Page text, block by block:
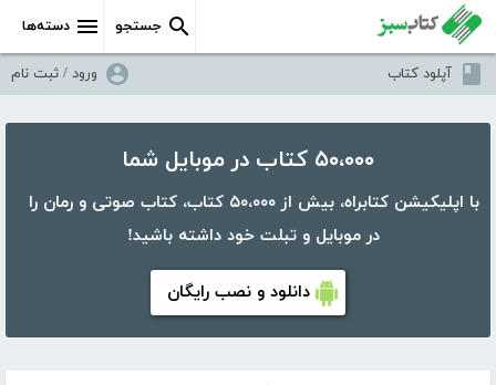
دسته‌ها جستجو
آپلود کتاب ورود / ثبت نام
۵۰،۰۰۰ کتاب در موبایل شما
با اپلیکیشن کتابراه، بیش از ۵۰،۰۰۰ کتاب، کتاب صوتی و رمان را
در موبایل و تبلت خود داشته باشید!
دانلود و نصب رایگان